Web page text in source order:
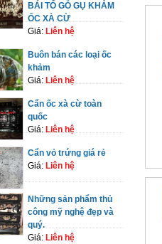
BÁI TỔ GỖ GỤ KHẢM
ỐC XÀ CỪ
Giá: Liên hệ
Buôn bán các loại ốc
khảm
Giá: Liên hệ
Cẩn ốc xà cừ toàn
quốc
Giá: Liên hệ
Cẩn vỏ trứng giá rẻ
Giá: Liên hệ
Những sản phẩm thủ
công mỹ nghệ đẹp và
quý.
Giá: Liên hệ